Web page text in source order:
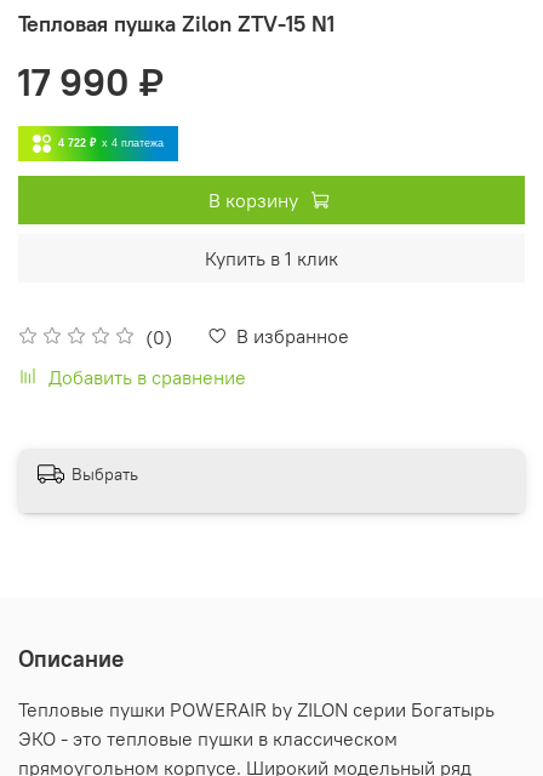
Тепловая пушка Zilon ZTV-15 N1
(0)
В избранное
Добавить в сравнение
17 990 ₽
4 722 ₽ x 4 платежа
В корзину
Купить в 1 клик
Выбрать
Описание
Тепловые пушки POWERAIR by ZILON серии Богатырь
ЭКО - это тепловые пушки в классическом
прямоугольном корпусе. Широкий модельный ряд